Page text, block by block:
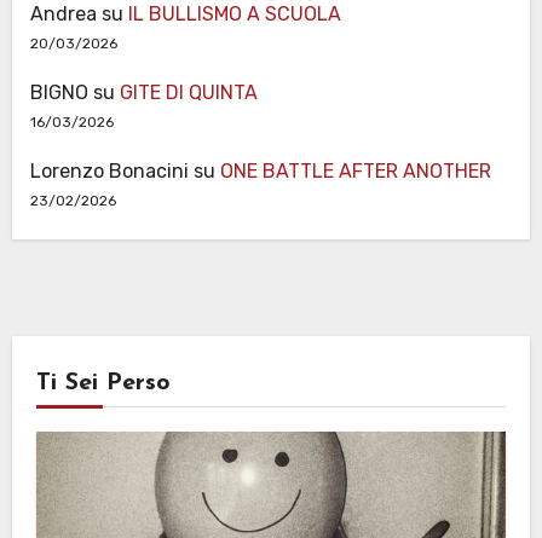
Andrea su IL BULLISMO A SCUOLA
20/03/2026
BIGNO su GITE DI QUINTA
16/03/2026
Lorenzo Bonacini su ONE BATTLE AFTER ANOTHER
23/02/2026
Ti Sei Perso